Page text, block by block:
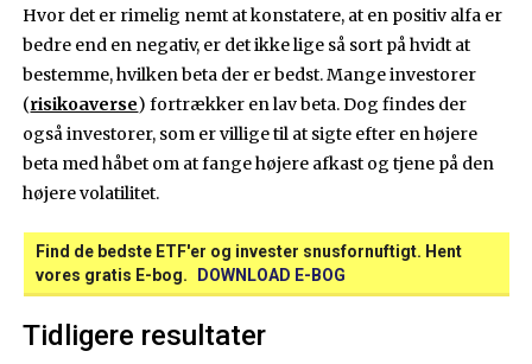
Hvor det er rimelig nemt at konstatere, at en positiv alfa er
bedre end en negativ, er det ikke lige så sort på hvidt at
bestemme, hvilken beta der er bedst. Mange investorer
(risikoaverse) fortrækker en lav beta. Dog findes der
også investorer, som er villige til at sigte efter en højere
beta med håbet om at fange højere afkast og tjene på den
højere volatilitet.
Find de bedste ETF'er og invester snusfornuftigt. Hent
vores gratis E-bog.
DOWNLOAD E-BOG
Tidligere resultater